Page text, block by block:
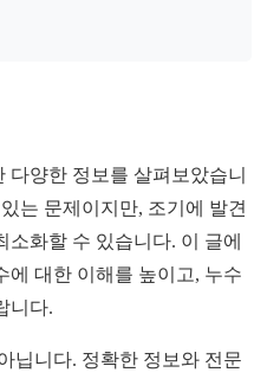
양한 정보를 살펴보았습니
는 문제이지만, 조기에 발견
화할 수 있습니다. 이 글에
에 대한 이해를 높이고, 누수
니다.
닙니다. 정확한 정보와 전문